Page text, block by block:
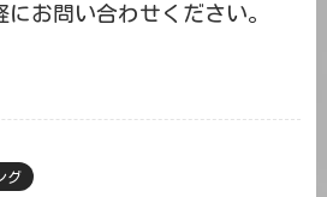
お問い合わせください。
グ